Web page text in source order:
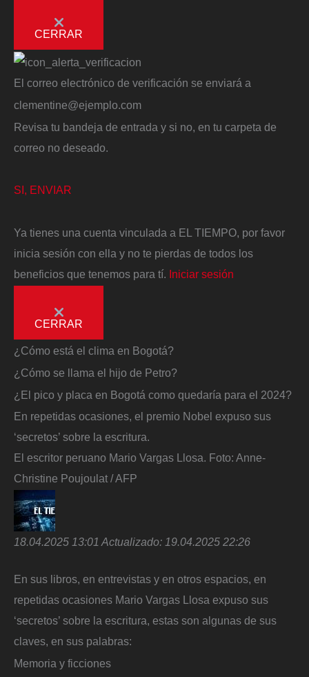
CERRAR
El correo electrónico de verificación se enviará a
clementine@ejemplo.com
Revisa tu bandeja de entrada y si no, en tu carpeta de
correo no deseado.
SI, ENVIAR
Ya tienes una cuenta vinculada a EL TIEMPO, por favor
inicia sesión con ella y no te pierdas de todos los
beneficios que tenemos para tí. Iniciar sesión
CERRAR
¿Cómo está el clima en Bogotá?
¿Cómo se llama el hijo de Petro?
¿El pico y placa en Bogotá como quedaría para el 2024?
En repetidas ocasiones, el premio Nobel expuso sus
‘secretos’ sobre la escritura.
El escritor peruano Mario Vargas Llosa. Foto: Anne-
Christine Poujoulat / AFP
18.04.2025 13:01 Actualizado: 19.04.2025 22:26
En sus libros, en entrevistas y en otros espacios, en
repetidas ocasiones Mario Vargas Llosa expuso sus
‘secretos’ sobre la escritura, estas son algunas de sus
claves, en sus palabras:
Memoria y ficciones